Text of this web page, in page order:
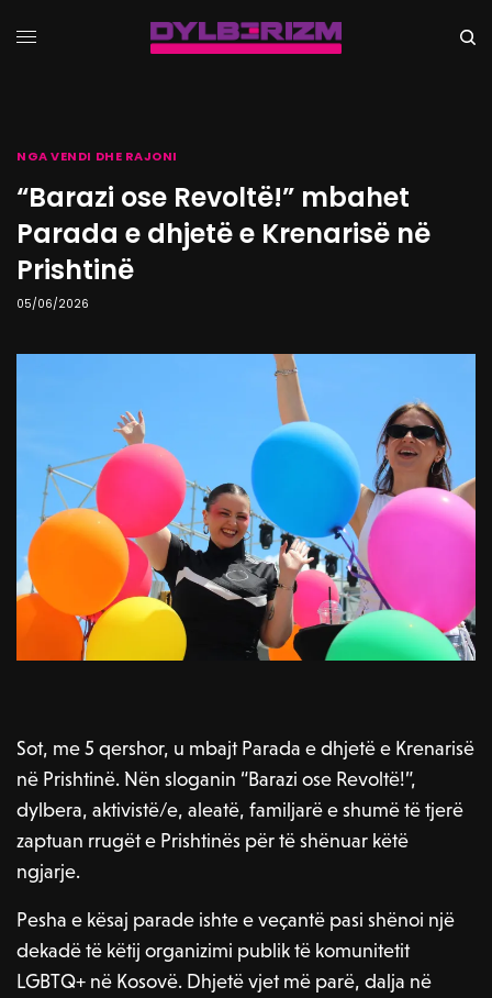
NGA VENDI DHE RAJONI
“Barazi ose Revoltë!” mbahet
Parada e dhjetë e Krenarisë në
Prishtinë
05/06/2026
Sot, me 5 qershor, u mbajt Parada e dhjetë e Krenarisë
në Prishtinë. Nën sloganin “Barazi ose Revoltë!”,
dylbera, aktivistë/e, aleatë, familjarë e shumë të tjerë
zaptuan rrugët e Prishtinës për të shënuar këtë
ngjarje.
Pesha e kësaj parade ishte e veçantë pasi shënoi një
dekadë të këtij organizimi publik të komunitetit
LGBTQ+ në Kosovë. Dhjetë vjet më parë, dalja në